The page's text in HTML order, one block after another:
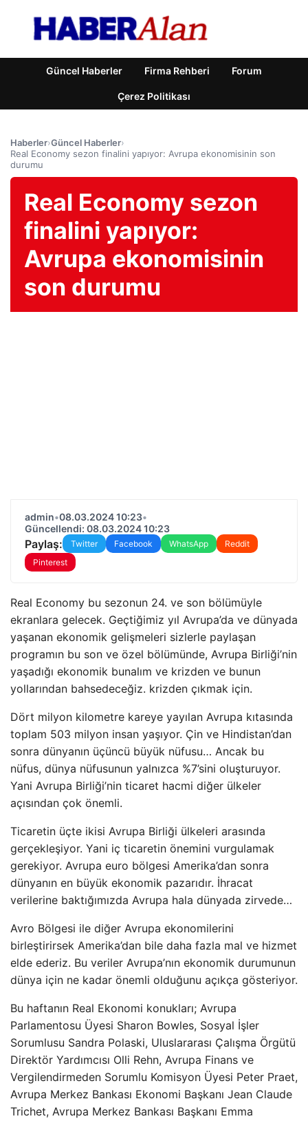
Güncel Haberler Firma Rehberi Forum
Çerez Politikası
Haberler›Güncel Haberler›
Real Economy sezon finalini yapıyor: Avrupa ekonomisinin son
durumu
Real Economy sezon
finalini yapıyor:
Avrupa ekonomisinin
son durumu
admin•08.03.2024 10:23•
Güncellendi: 08.03.2024 10:23
Paylaş: Twitter Facebook WhatsApp
Reddit
Pinterest
Real Economy bu sezonun 24. ve son bölümüyle
ekranlara gelecek. Geçtiğimiz yıl Avrupa’da ve dünyada
yaşanan ekonomik gelişmeleri sizlerle paylaşan
programın bu son ve özel bölümünde, Avrupa Birliği’nin
yaşadığı ekonomik bunalım ve krizden ve bunun
yollarından bahsedeceğiz. krizden çıkmak için.
Dört milyon kilometre kareye yayılan Avrupa kıtasında
toplam 503 milyon insan yaşıyor. Çin ve Hindistan’dan
sonra dünyanın üçüncü büyük nüfusu… Ancak bu
nüfus, dünya nüfusunun yalnızca %7’sini oluşturuyor.
Yani Avrupa Birliği’nin ticaret hacmi diğer ülkeler
açısından çok önemli.
Ticaretin üçte ikisi Avrupa Birliği ülkeleri arasında
gerçekleşiyor. Yani iç ticaretin önemini vurgulamak
gerekiyor. Avrupa euro bölgesi Amerika’dan sonra
dünyanın en büyük ekonomik pazarıdır. İhracat
verilerine baktığımızda Avrupa hala dünyada zirvede…
Avro Bölgesi ile diğer Avrupa ekonomilerini
birleştirirsek Amerika’dan bile daha fazla mal ve hizmet
elde ederiz. Bu veriler Avrupa’nın ekonomik durumunun
dünya için ne kadar önemli olduğunu açıkça gösteriyor.
Bu haftanın Real Ekonomi konukları; Avrupa
Parlamentosu Üyesi Sharon Bowles, Sosyal İşler
Sorumlusu Sandra Polaski, Uluslararası Çalışma Örgütü
Direktör Yardımcısı Olli Rehn, Avrupa Finans ve
Vergilendirmeden Sorumlu Komisyon Üyesi Peter Praet,
Avrupa Merkez Bankası Ekonomi Başkanı Jean Claude
Trichet, Avrupa Merkez Bankası Başkanı Emma